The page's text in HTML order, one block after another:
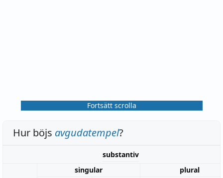
Fortsätt scrolla
Hur böjs avgudatempel?
substantiv
singular
plural